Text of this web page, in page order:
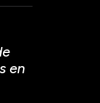
en